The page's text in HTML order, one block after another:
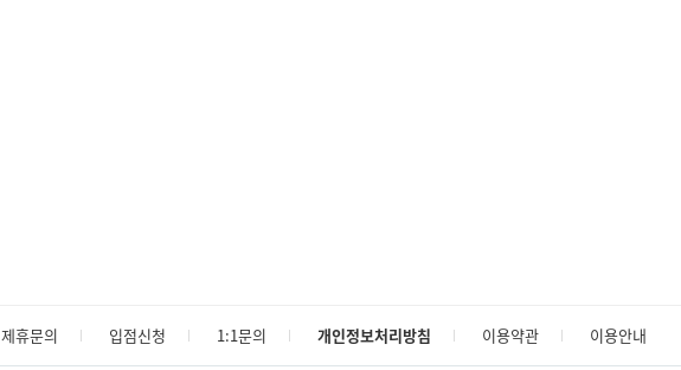
제휴문의 입점신청 1:1문의 개인정보처리방침 이용약관 이용안내